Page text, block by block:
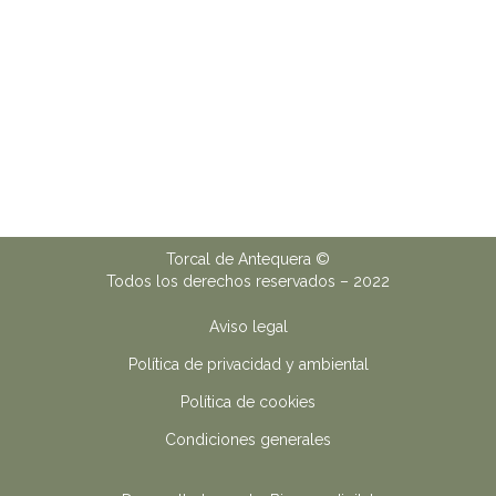
Torcal de Antequera ©
Todos los derechos reservados – 2022
Aviso legal
Política de privacidad y ambiental
Política de cookies
Condiciones generales